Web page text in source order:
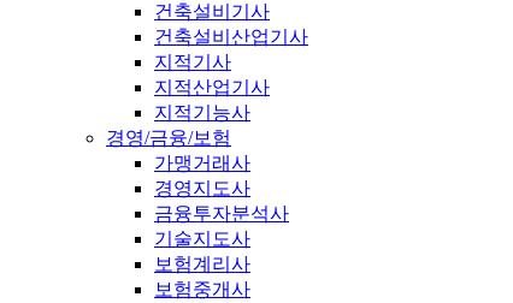
건축설비기사
건축설비산업기사
지적기사
지적산업기사
지적기능사
경영/금융/보험
가맹거래사
경영지도사
금융투자분석사
기술지도사
보험계리사
보험중개사